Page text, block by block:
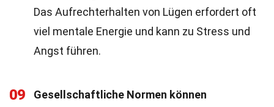
Das Aufrechterhalten von Lügen erfordert oft
viel mentale Energie und kann zu Stress und
Angst führen.
09
Gesellschaftliche Normen können